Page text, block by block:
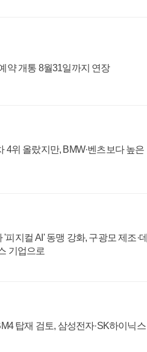
약 개통 8월31일까지 연장
4위 올랐지만, BMW·벤츠보다 높은
지컬 AI' 동맹 강화, 구광모 제조·데
기업으로
탑재 검토, 삼성전자·SK하이닉스